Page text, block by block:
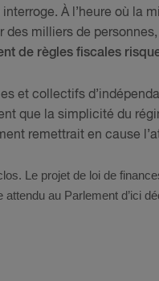
À l’heure où la
des milliers de
de règles fiscales
et collectifs
que la simplicité du
remettrait en cause
Le projet de loi de
au Parlement d’ici